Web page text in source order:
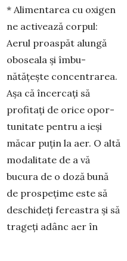
* Alimentarea cu oxigen
ne activează corpul:
Aerul proaspăt alungă
oboseala și îm­bu­
nătățește concentrarea.
Așa că în­cercați să
profitați de orice opor­
tunitate pen­tru a ieși
măcar puțin la aer. O altă
modalitate de a vă
bucura de o do­ză bună
de pros­pețime este să
des­chideți fereastra și să
trageți adânc aer în